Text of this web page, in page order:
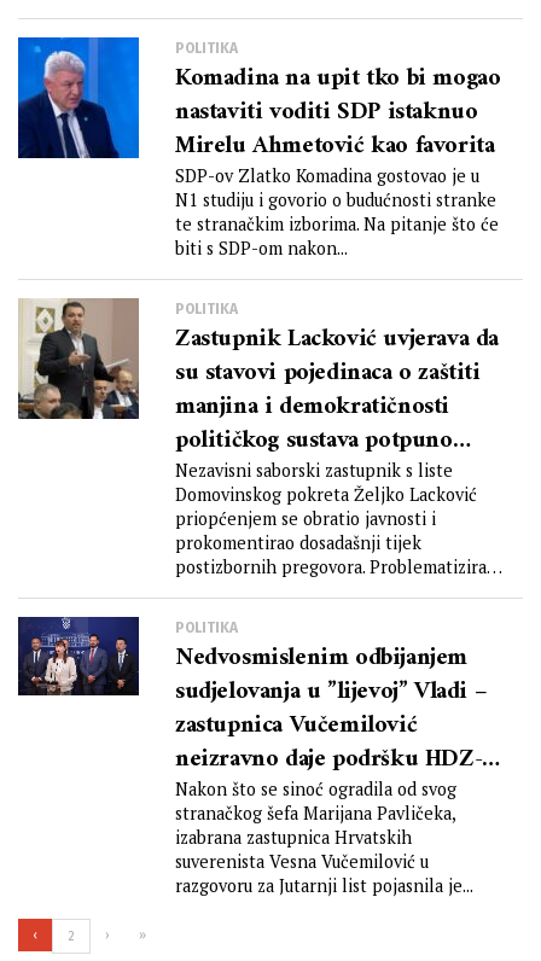
POLITIKA
Komadina na upit tko bi mogao
nastaviti voditi SDP istaknuo
Mirelu Ahmetović kao favorita
SDP-ov Zlatko Komadina gostovao je u
N1 studiju i govorio o budućnosti stranke
te stranačkim izborima. Na pitanje što će
biti s SDP-om nakon...
POLITIKA
Zastupnik Lacković uvjerava da
su stavovi pojedinaca o zaštiti
manjina i demokratičnosti
političkog sustava potpuno
promašeni kada je riječ o
otvorenoj i legitimnoj
političkoj konfrontaciji
suprotstavljenih politika DP-a i
SDSS-a
Nezavisni saborski zastupnik s liste
Domovinskog pokreta Željko Lacković
priopćenjem se obratio javnosti i
prokomentirao dosadašnji tijek
postizbornih pregovora. Problematizirao
POLITIKA
Nedvosmislenim odbijanjem
sudjelovanja u ”lijevoj” Vladi –
zastupnica Vučemilović
neizravno daje podršku HDZ-
ovoj većini?!
Nakon što se sinoć ogradila od svog
stranačkog šefa Marijana Pavličeka,
izabrana zastupnica Hrvatskih
suverenista Vesna Vučemilović u
razgovoru za Jutarnji list pojasnila je...
‹ 2 › »